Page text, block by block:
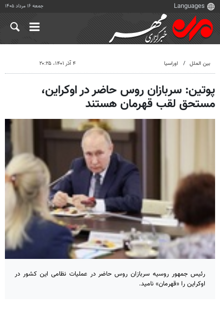
جمعه ۱۶ مرداد ۱۴۰۵
بین الملل اوراسیا ۴ آذر ۱۴۰۱، ۲۰:۲۵
پوتین: سربازان روس حاضر در اوکراین،
مستحق لقب قهرمان هستند
رئیس جمهور روسیه سربازان روس حاضر در عملیات نظامی این کشور در
اوکراین را «قهرمان» نامید.